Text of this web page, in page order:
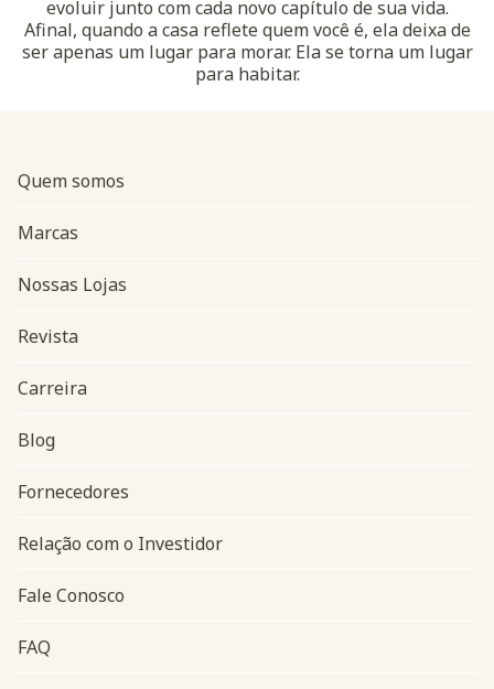
evoluir junto com cada novo capítulo de sua vida.
Afinal, quando a casa reflete quem você é, ela deixa de
ser apenas um lugar para morar. Ela se torna um lugar
para habitar.
Navegação do rodapé
Quem somos
Marcas
Nossas Lojas
Revista
Carreira
Blog
Fornecedores
Relação com o Investidor
Fale Conosco
FAQ